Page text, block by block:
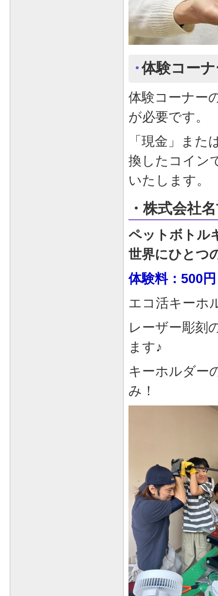
体験コー
体験コーナー
が必要です。
「現金」また
換したコイン
いたします。
・株式会社
ペットボトル
世界にひとつ
体験料：500円
エコ活キーホ
レーザー彫刻
ます♪
キーホルダー
み！